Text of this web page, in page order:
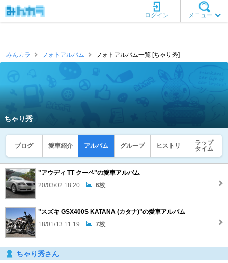
メニュー
ログイン
みんカラ フォトアルバム フォトアルバム一覧 [ちゃり秀]
ちゃり秀
ブログ 愛車紹介 アルバム グループ ヒストリ
ラップ
タイム
"アウディ TT クーペ"の愛車アルバム
20/03/02 18:20
6枚
"スズキ GSX400S KATANA (カタナ)"の愛車アルバム
18/01/13 11:19
7枚
ちゃり秀さん